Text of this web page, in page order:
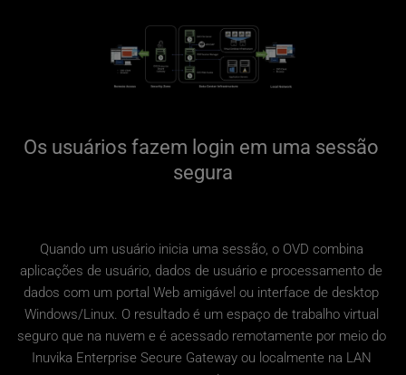
Os usuários fazem login em uma sessão
segura
Quando um usuário inicia uma sessão, o OVD combina
aplicações de usuário, dados de usuário e processamento de
dados com um portal Web amigável ou interface de desktop
Windows/Linux. O resultado é um espaço de trabalho virtual
seguro que na nuvem e é acessado remotamente por meio do
Inuvika Enterprise Secure Gateway ou localmente na LAN